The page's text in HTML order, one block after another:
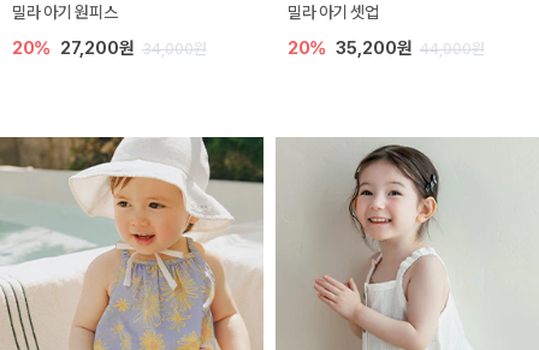
밀라 아기 원피스
20% 27,200원 34,000원
밀라 아기 셋업
20% 35,200원 44,000원